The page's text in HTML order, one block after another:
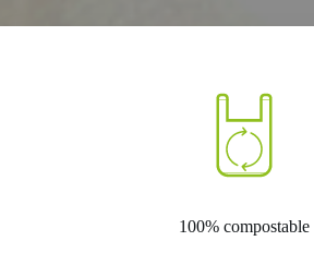
100% compostable